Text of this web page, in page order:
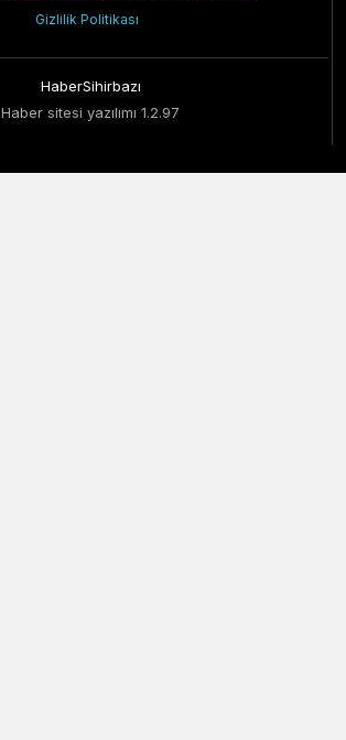
Gizlilik Politikası
HaberSihirbazı
Haber sitesi yazılımı 1.2.97